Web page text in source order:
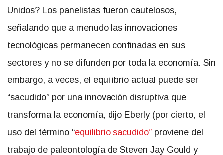
Unidos? Los panelistas fueron cautelosos,
señalando que a menudo las innovaciones
tecnológicas permanecen confinadas en sus
sectores y no se difunden por toda la economía. Sin
embargo, a veces, el equilibrio actual puede ser
“sacudido” por una innovación disruptiva que
transforma la economía, dijo Eberly (por cierto, el
uso del término “equilibrio sacudido” proviene del
trabajo de paleontología de Steven Jay Gould y